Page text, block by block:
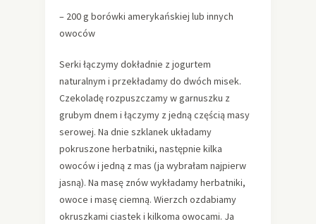
– 200 g borówki amerykańskiej lub innych
owoców
Serki łączymy dokładnie z jogurtem
naturalnym i przekładamy do dwóch misek.
Czekoladę rozpuszczamy w garnuszku z
grubym dnem i łączymy z jedną częścią masy
serowej. Na dnie szklanek układamy
pokruszone herbatniki, następnie kilka
owoców i jedną z mas (ja wybrałam najpierw
jasną). Na masę znów wykładamy herbatniki,
owoce i masę ciemną. Wierzch ozdabiamy
okruszkami ciastek i kilkoma owocami. Ja